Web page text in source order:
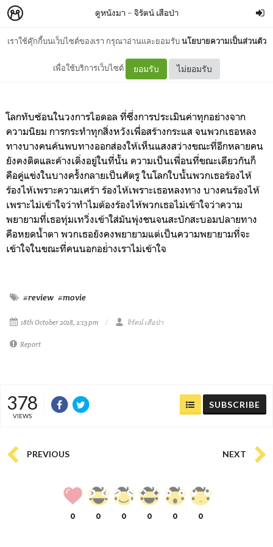
เราใช้คุ๊กกี้บนเว็บไซต์ของเรา กรุณาอ่านและยอมรับนโยบายความเป็นส่วนตัว
เพื่อใช้บริการเว็บไซต์ ยอมรับ ไม่ยอมรับ
ดูหนังมา– จิรัตน์ เสือป่า
Girls don't cry
โลกทับซ้อนในวงการไอดอล ที่ซึ่งการประเมินค่าทุกอย่างจาก
ความนิยม การกระทำทุกสิ่งหวังเพื่อสร้างกระแส จนพวกเธอหลง
ทางบางคนค้นพบทางออกส่องให้เห็นแสงสว่างขณะที่อีกหลายคน
ยังคงติดและค้างเติ่งอยู่ในที่นั้น ความเป็นเพื่อนที่ขณะเดียวกันก็
คือคู่แข่งในบางครั้งกลายเป็นศัตรู ในโลกใบนั้นพวกเธอร้องไห้
ร้องไห้เพราะความเศร้า ร้องไห้เพราะเธอหลงทาง บางคนร้องไห้
เพราะไม่เข้าใจว่าทำไมต้องร้องไห้พวกเธอไม่เข้าใจว่าความ
พยายามที่เธอทุ่มเทวิ่งเข้าใส่มันพุ่งชนจนสะบักสะบอมปลายทาง
คือหยดน้ำตา พวกเธอยังคงพยายามแต่เป็นความพยายามที่จะ
เข้าใจในขณะที่คนนอกอย่่างเราไม่เข้าใจ
#review #movie
18th October 2018, 2:13 pm จิรัตน์ เสือป่า
Report
378
VIEWS
SUBSCRIBE
PREVIOUS NEXT
0 0 0 0 0 0